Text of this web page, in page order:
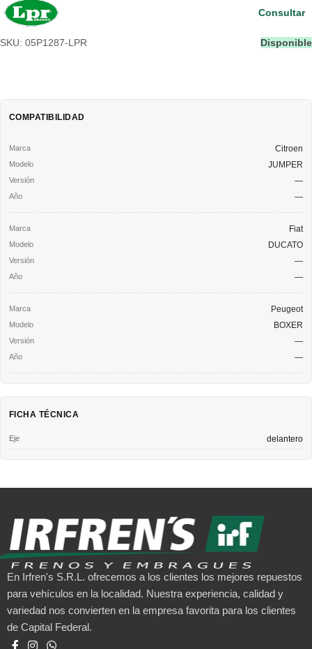
SKU: 05P1287-LPR Disponible
Consultar
COMPATIBILIDAD
Citroen
JUMPER
—
—
Fiat
DUCATO
—
—
Peugeot
BOXER
—
—
FICHA TÉCNICA
Eje delantero
En Irfren's S.R.L. ofrecemos a los clientes los mejores repuestos
para vehículos en la localidad. Nuestra experiencia, calidad y
variedad nos convierten en la empresa favorita para los clientes
de Capital Federal.